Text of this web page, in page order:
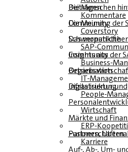
Die Menschen hinter den Beiträgen
Kommentare
Die Meinung der SAP-Community
Coverstory
Das monatliche
SAP-
Insights aus der SAP-Community
Business-
Betriebswirtschaft und Organisation
IT-
Infrastruktur und Digitalisierung
People-
Wirtschaft
Märkte und
ERP-
Fusionen, Übernahmen und Partnerschaften
Karriere
Auf-, Ab-, Um-